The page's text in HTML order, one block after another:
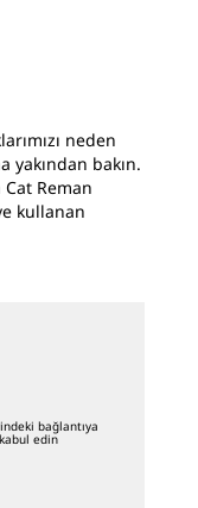
neden
yakından bakın.
Reman
kullanan
bağlantıya
edin